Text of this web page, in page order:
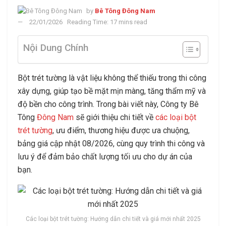
by Bê Tông Đông Nam
22/01/2026
Reading Time: 17 mins read
Nội Dung Chính
Bột trét tường là vật liệu không thể thiếu trong thi công
xây dựng, giúp tạo bề mặt mịn màng, tăng thẩm mỹ và
độ bền cho công trình. Trong bài viết này, Công ty Bê
Tông Đông Nam sẽ giới thiệu chi tiết về các loại bột
trét tường, ưu điểm, thương hiệu được ưa chuộng,
bảng giá cập nhật 08/2026, cùng quy trình thi công và
lưu ý để đảm bảo chất lượng tối ưu cho dự án của
bạn.
Các loại bột trét tường: Hướng dẫn chi tiết và giá mới nhất 2025